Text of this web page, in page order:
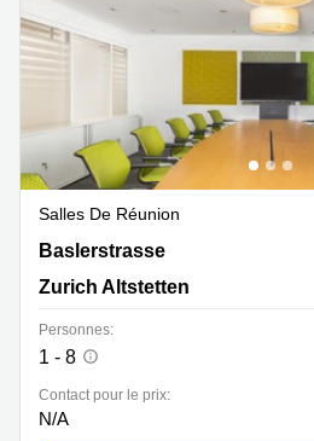
Salles De Réunion
Baslerstrasse 60, Zurich Altstetten
Baslerstrasse
Zurich Altstetten
Personnes:
1 - 8
Contact pour le prix:
N/A